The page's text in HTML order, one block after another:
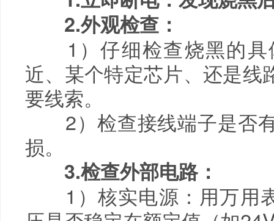
2.外观检查：
1）仔细检查烧黑的具
近、某个特定芯片、还是线
要线索。
2）检查接线端子是否
损。
3.检查外部电路：
1）核实电源：用万用